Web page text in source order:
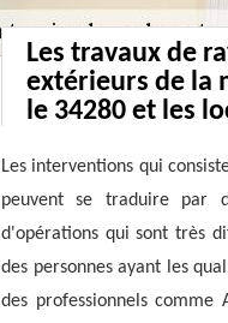
Les travaux de
extérieurs de la
le 34280 et les
Les interventions qui
peuvent se traduire par
d'opérations qui sont très
des personnes ayant les
des professionnels comme